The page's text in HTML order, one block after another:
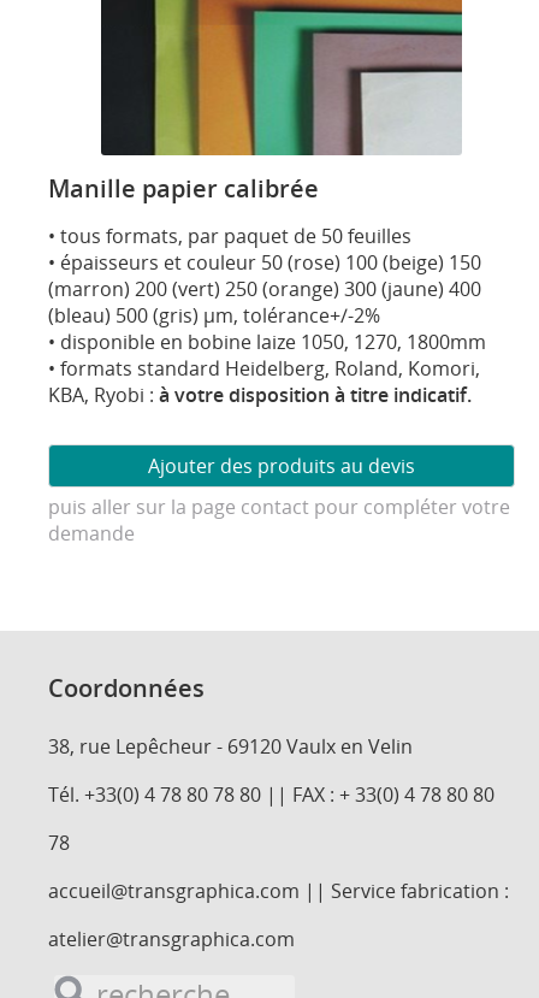
Manille papier calibrée
• tous formats, par paquet de 50 feuilles
• épaisseurs et couleur 50 (rose) 100 (beige) 150
(marron) 200 (vert) 250 (orange) 300 (jaune) 400
(bleau) 500 (gris) µm, tolérance+/-2%
• disponible en bobine laize 1050, 1270, 1800mm
• formats standard Heidelberg, Roland, Komori,
KBA, Ryobi : à votre disposition à titre indicatif.
puis aller sur la page contact pour compléter votre
demande
Coordonnées
38, rue Lepêcheur - 69120 Vaulx en Velin
Tél. +33(0) 4 78 80 78 80 || FAX : + 33(0) 4 78 80 80
78
accueil@transgraphica.com || Service fabrication :
atelier@transgraphica.com